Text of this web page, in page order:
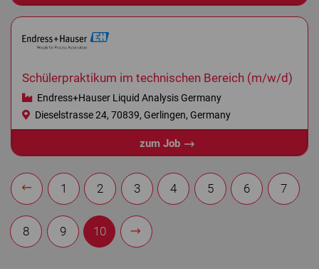
Schülerpraktikum im technischen Bereich (m/w/d)
Endress+Hauser Liquid Analysis Germany
Dieselstrasse 24, 70839, Gerlingen, Germany
zum Job
1 2 3 4 5 6 7
8 9 10